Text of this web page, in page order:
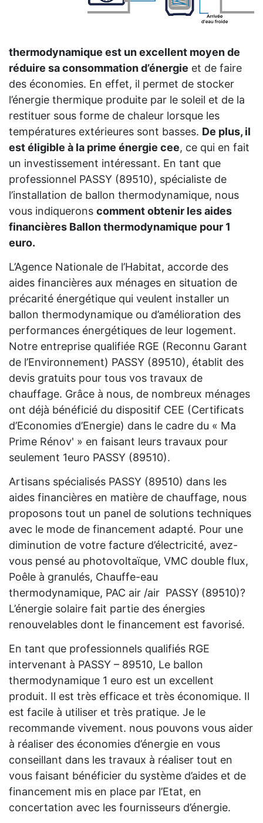
thermodynamique est un excellent moyen de
réduire sa consommation d’énergie et de faire
des économies. En effet, il permet de stocker
l’énergie thermique produite par le soleil et de la
restituer sous forme de chaleur lorsque les
températures extérieures sont basses. De plus, il
est éligible à la prime énergie cee, ce qui en fait
un investissement intéressant. En tant que
professionnel PASSY (89510), spécialiste de
l’installation de ballon thermodynamique, nous
vous indiquerons comment obtenir les aides
financières Ballon thermodynamique pour 1
euro.
L’Agence Nationale de l’Habitat, accorde des
aides financières aux ménages en situation de
précarité énergétique qui veulent installer un
ballon thermodynamique ou d’amélioration des
performances énergétiques de leur logement.
Notre entreprise qualifiée RGE (Reconnu Garant
de l’Environnement) PASSY (89510), établit des
devis gratuits pour tous vos travaux de
chauffage. Grâce à nous, de nombreux ménages
ont déjà bénéficié du dispositif CEE (Certificats
d’Economies d’Energie) dans le cadre du « Ma
Prime Rénov' » en faisant leurs travaux pour
seulement 1euro PASSY (89510).
Artisans spécialisés PASSY (89510) dans les
aides financières en matière de chauffage, nous
proposons tout un panel de solutions techniques
avec le mode de financement adapté. Pour une
diminution de votre facture d’électricité, avez-
vous pensé au photovoltaïque, VMC double flux,
Poêle à granulés, Chauffe-eau
thermodynamique, PAC air /air PASSY (89510)?
L’énergie solaire fait partie des énergies
renouvelables dont le financement est favorisé.
En tant que professionnels qualifiés RGE
intervenant à PASSY – 89510, Le ballon
thermodynamique 1 euro est un excellent
produit. Il est très efficace et très économique. Il
est facile à utiliser et très pratique. Je le
recommande vivement. nous pouvons vous aider
à réaliser des économies d’énergie en vous
conseillant dans les travaux à réaliser tout en
vous faisant bénéficier du système d’aides et de
financement mis en place par l’Etat, en
concertation avec les fournisseurs d’énergie.